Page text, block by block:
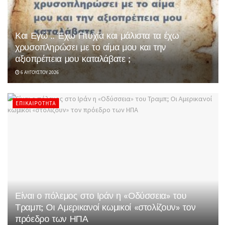
Και Εγώ .. Έχω Πτυχία και μάλιστα τα έχω
χρυσοπληρώσει με το αίμα μου και την
αξιοπρέπεια μου καταλάβατε ;
6 ΑΥΓΟΎΣΤΟΥ 2026
ΕΠΙΚΑΙΡΌΤΗΤΑ
Είναι ο πόλεμος στο Ιράν η «Οδύσσεια» του
Τραμπ; Οι Αμερικανοί κωμικοί «στολίζουν» τον
πρόεδρο των ΗΠΑ